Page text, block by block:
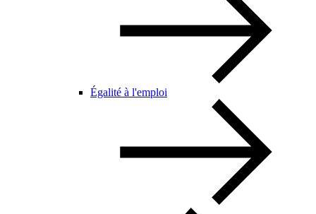
Égalité à l'emploi